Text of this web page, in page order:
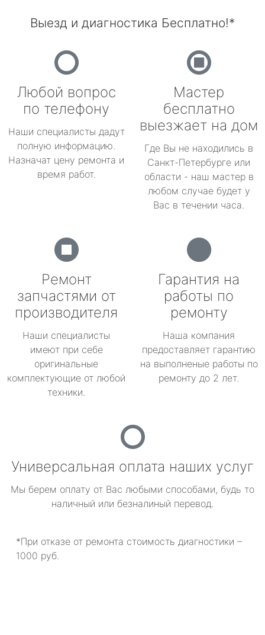
Выезд и диагностика Бесплатно!*
Любой вопрос
по телефону
Наши специалисты дадут
полную информацию.
Назначат цену ремонта и
время работ.
Мастер
бесплатно
выезжает на дом
Где Вы не находились в
Санкт-Петербурге или
области - наш мастер в
любом случае будет у
Вас в течении часа.
Ремонт
запчастями от
производителя
Наши специалисты
имеют при себе
оригинальные
комплектующие от любой
техники.
Гарантия на
работы по
ремонту
Наша компания
предоставляет гарантию
на выполненые работы по
ремонту до 2 лет.
Универсальная оплата наших услуг
Мы берем оплату от Вас любыми способами, будь то
наличный или безналиный перевод.
*При отказе от ремонта стоимость диагностики –
1000 руб.